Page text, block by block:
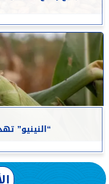
“النينيو”